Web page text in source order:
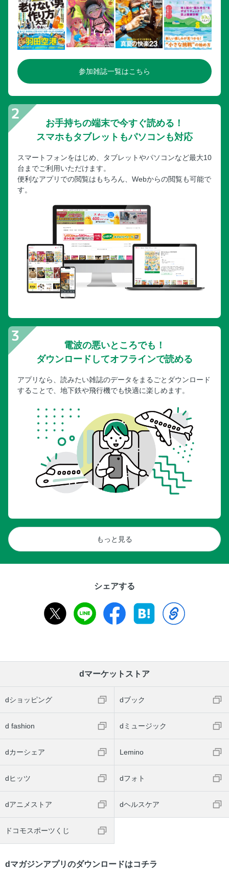
参加雑誌一覧はこちら
お手持ちの端末で今すぐ読める！
スマホもタブレットもパソコンも対応
スマートフォンをはじめ、タブレットやパソコンなど最大10
台までご利用いただけます。
便利なアプリでの閲覧はもちろん、Webからの閲覧も可能で
す。
電波の悪いところでも！
ダウンロードしてオフラインで読める
アプリなら、読みたい雑誌のデータをまるごとダウンロード
することで、地下鉄や飛行機でも快適に楽しめます。
もっと見る
シェアする
dマーケットストア
dショッピング dブック
d fashion dミュージック
dカーシェア Lemino
dヒッツ dフォト
dアニメストア dヘルスケア
ドコモスポーツくじ
dマガジンアプリのダウンロードはコチラ